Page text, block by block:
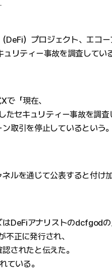
DeFi）プロジェクト、エコ
リティー事故を調査してい
で「現在、
セキュリティー事故を調査
取引を停止しているという。
ルを通じて公表すると付け加
DeFiアナリストのdcfgodの
正に発行され、
されたと伝えた。
ている。